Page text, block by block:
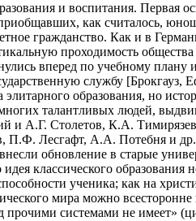
и воспитания. Первая
как считалось,
гражданство. Как и в
проходимость
вперед по учебному
службу
образования, но
талантливых людей,
и А.Г. Столетов, К.А.
Лесгафт, А.А. Потебня и др.
обновление в старые
классического образования
ученика; как на
мира можно
прочими системами не имеет»